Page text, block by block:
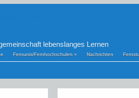
lebenslanges Lernen
Fernunis/Fernhochschulen » Nachrichten